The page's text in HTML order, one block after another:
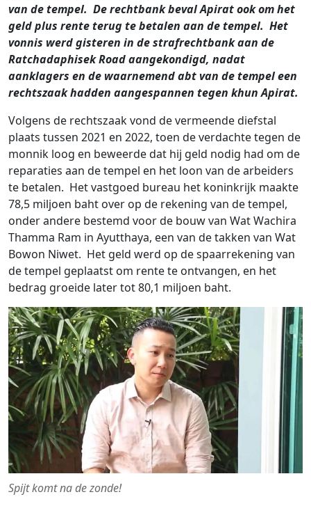
van de tempel. De rechtbank beval Apirat ook om het
geld plus rente terug te betalen aan de tempel. Het
vonnis werd gisteren in de strafrechtbank aan de
Ratchadaphisek Road aangekondigd, nadat
aanklagers en de waarnemend abt van de tempel een
rechtszaak hadden aangespannen tegen khun Apirat.
Volgens de rechtszaak vond de vermeende diefstal
plaats tussen 2021 en 2022, toen de verdachte tegen de
monnik loog en beweerde dat hij geld nodig had om de
reparaties aan de tempel en het loon van de arbeiders
te betalen. Het vastgoed bureau het koninkrijk maakte
78,5 miljoen baht over op de rekening van de tempel,
onder andere bestemd voor de bouw van Wat Wachira
Thamma Ram in Ayutthaya, een van de takken van Wat
Bowon Niwet. Het geld werd op de spaarrekening van
de tempel geplaatst om rente te ontvangen, en het
bedrag groeide later tot 80,1 miljoen baht.
Spijt komt na de zonde!